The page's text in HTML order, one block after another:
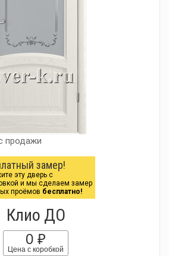
продажи
замер!
эту дверь с
и мы сделаем замер
проёмов бесплатно!
Клио ДО
0 ₽
Цена с коробкой